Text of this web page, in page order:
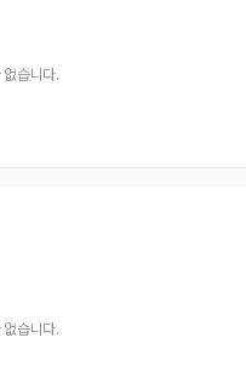
습니다.
습니다.